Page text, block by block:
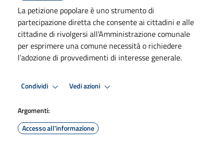
La petizione popolare è uno strumento di
partecipazione diretta che consente ai cittadini e alle
cittadine di rivolgersi all’Amministrazione comunale
per esprimere una comune necessità o richiedere
l’adozione di provvedimenti di interesse generale.
Condividi Vedi azioni
Argomenti:
Accesso all'informazione